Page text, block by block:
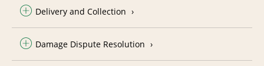
Delivery and Collection
Damage Dispute Resolution